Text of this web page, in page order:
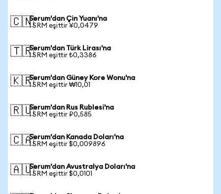
🇨🇳Serum'dan Çin Yuanı'na
1 SRM eşittir ¥0,0479
🇹🇷Serum'dan Türk Lirası'na
1 SRM eşittir ₺0,3386
🇰🇷Serum'dan Güney Kore Wonu'na
1 SRM eşittir ₩10,01
🇷🇺Serum'dan Rus Rublesi'na
1 SRM eşittir ₽0,585
🇨🇦Serum'dan Kanada Doları'na
1 SRM eşittir $0,009896
🇦🇺Serum'dan Avustralya Doları'na
1 SRM eşittir $0,0101